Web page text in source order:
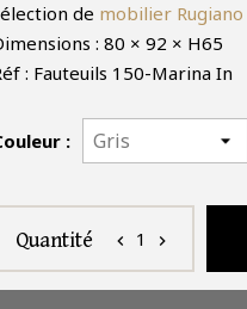
de mobilier Rugiano
: 80 × 92 × H65
: Fauteuils 150-Marina In
:
Quantité chevron_left 1 chevron_right